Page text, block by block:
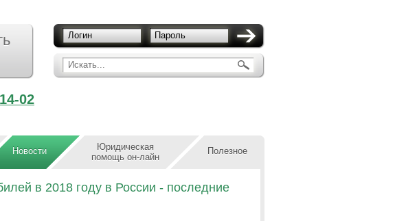
Искать...
Логин Пароль
02
Новости
Юридическая
помощь он-лайн
Полезное
в 2018 году в России - последние